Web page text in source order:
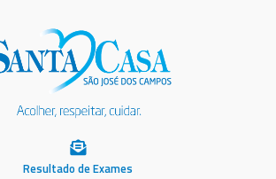
Resultado de Exames